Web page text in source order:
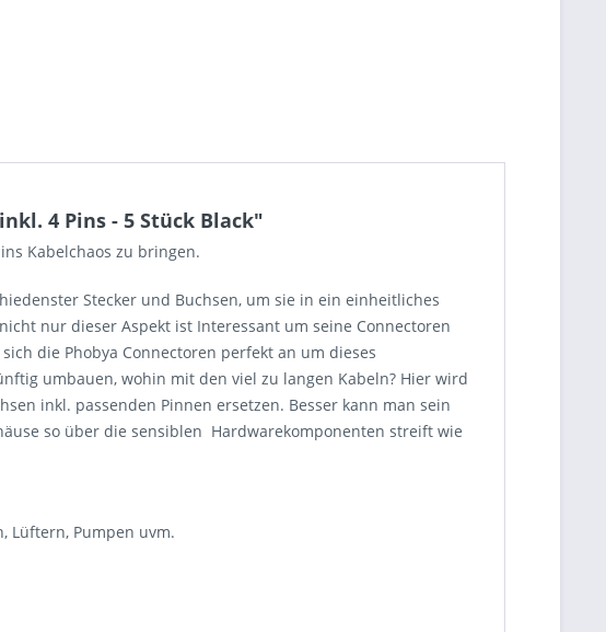
4 Pins - 5 Stück Black"
Kabelchaos zu bringen.
Stecker und Buchsen, um sie in ein einheitliches
nur dieser Aspekt ist Interessant um seine Connectoren
die Phobya Connectoren perfekt an um dieses
umbauen, wohin mit den viel zu langen Kabeln? Hier wird
inkl. passenden Pinnen ersetzen. Besser kann man sein
so über die sensiblen Hardwarekomponenten streift wie
Lüftern, Pumpen uvm.